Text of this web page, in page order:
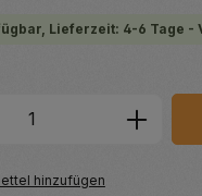
Lieferzeit: 4-6 Tage -
Gib
hinzufügen